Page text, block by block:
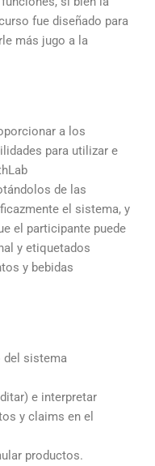
fue diseñado para
más jugo a la
a los
para utilizar e
de las
el sistema, y
el participante puede
y etiquetados
y bebidas
del sistema
e interpretar
y claims en el
productos.